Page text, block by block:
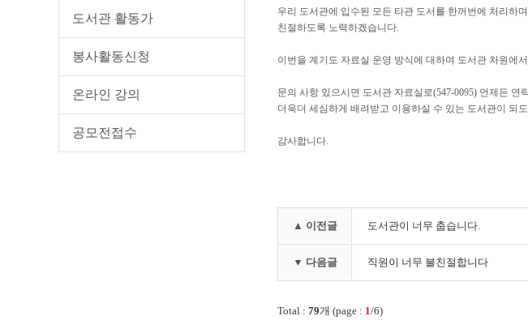
도서관 활동가
봉사활동신청
온라인 강의
공모전접수
우리 도서관에 입수된 모든 타관 도서를 한꺼번에 처리하
친절하도록 노력하겠습니다.
이번을 계기도 자료실 운영 방식에 대하여 도서관 차원에
문의 사항 있으시면 도서관 자료실로(547-0095) 언제든 연
더욱더 세심하게 배려받고 이용하실 수 있는 도서관이 되
감사합니다.
▲ 이전글 도서관이 너무 춥습니다.
▼ 다음글 직원이 너무 불친절합니다
Total : 79개 (page : 1/6)